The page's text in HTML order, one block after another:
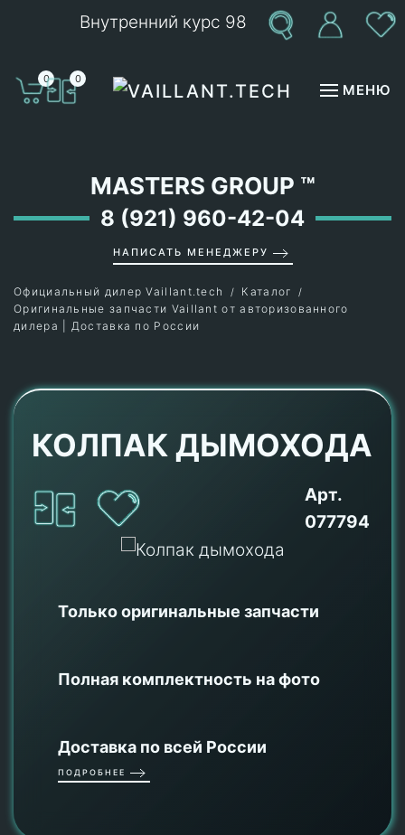
Внутренний курс 98
0 0
МЕНЮ
MASTERS GROUP ™
8 (921) 960-42-04
НАПИСАТЬ МЕНЕДЖЕРУ
Официальный дилер Vaillant.tech
Каталог
Оригинальные запчасти Vaillant от авторизованного
дилера | Доставка по России
КОЛПАК ДЫМОХОДА
Арт.
077794
Только оригинальные запчасти
Полная комплектность на фото
Доставка по всей России
ПОДРОБНЕЕ